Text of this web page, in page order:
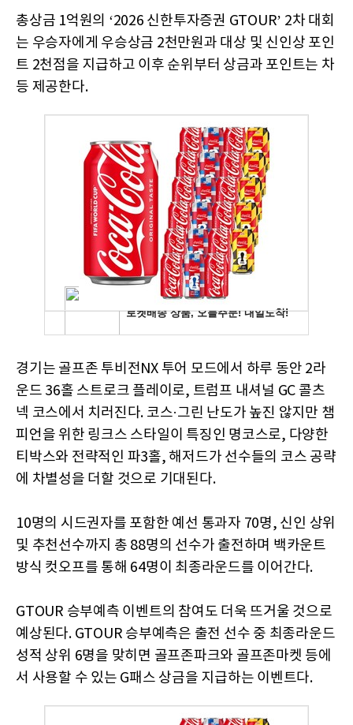
총상금 1억원의 ‘2026 신한투자증권 GTOUR’ 2차 대회
는 우승자에게 우승상금 2천만원과 대상 및 신인상 포인
트 2천점을 지급하고 이후 순위부터 상금과 포인트는 차
등 제공한다.
경기는 골프존 투비전NX 투어 모드에서 하루 동안 2라
운드 36홀 스트로크 플레이로, 트럼프 내셔널 GC 콜츠
넥 코스에서 치러진다. 코스·그린 난도가 높진 않지만 챔
피언을 위한 링크스 스타일이 특징인 명코스로, 다양한
티박스와 전략적인 파3홀, 해저드가 선수들의 코스 공략
에 차별성을 더할 것으로 기대된다.
10명의 시드권자를 포함한 예선 통과자 70명, 신인 상위
및 추천선수까지 총 88명의 선수가 출전하며 백카운트
방식 컷오프를 통해 64명이 최종라운드를 이어간다.
GTOUR 승부예측 이벤트의 참여도 더욱 뜨거울 것으로
예상된다. GTOUR 승부예측은 출전 선수 중 최종라운드
성적 상위 6명을 맞히면 골프존파크와 골프존마켓 등에
서 사용할 수 있는 G패스 상금을 지급하는 이벤트다.